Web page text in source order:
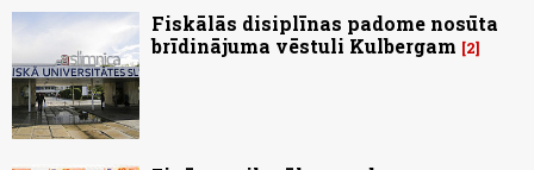
Fiskālās disiplīnas padome nosūta
brīdinājuma vēstuli Kulbergam
2